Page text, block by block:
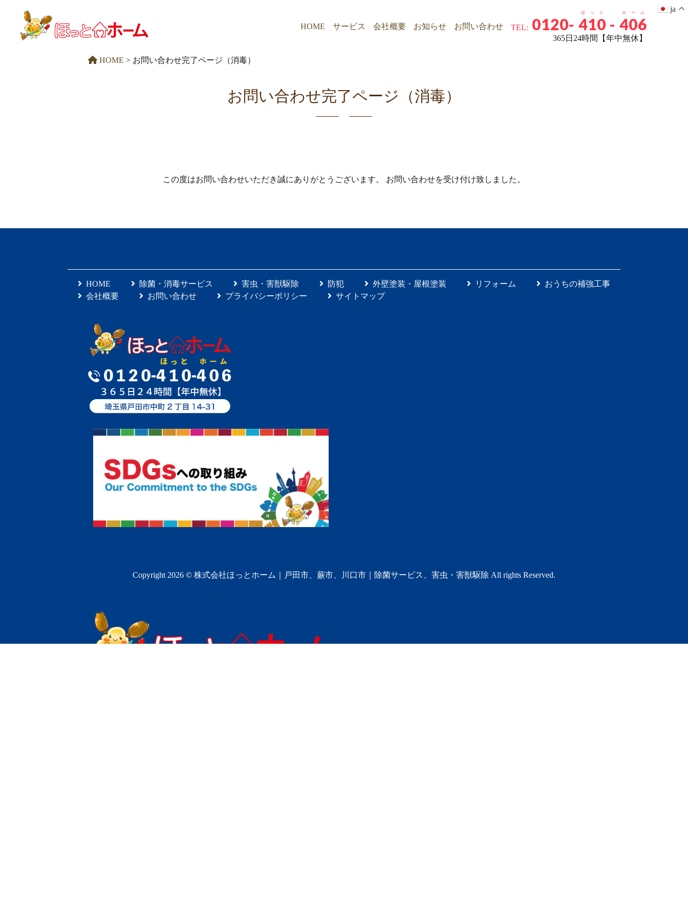
HOME サービス 会社概要 お知らせ お問い合わせ TEL: 0120- 410
ほっと
- 406
ホーム
365日24時間【年中無休】
ja
HOME > お問い合わせ完了ページ（消毒）
お問い合わせ完了ページ（消毒）
この度はお問い合わせいただき誠にありがとうございます。 お問い合わせを受け付け致しました。
HOME 除菌・消毒サービス 害虫・害獣駆除 防犯 外壁塗装・屋根塗装 リフォーム
おうちの補強工事
会社概要
お問い合わせ プライバシーポリシー サイトマップ
Copyright 2026 © 株式会社ほっとホーム｜戸田市、蕨市、川口市｜除菌サービス、害虫・害獣駆除 All rights Reserved.